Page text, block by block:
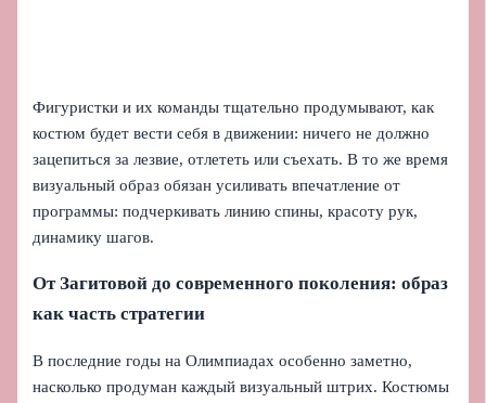
Фигуристки и их команды тщательно продумывают, как
костюм будет вести себя в движении: ничего не должно
зацепиться за лезвие, отлететь или съехать. В то же время
визуальный образ обязан усиливать впечатление от
программы: подчеркивать линию спины, красоту рук,
динамику шагов.
От Загитовой до современного поколения: образ
как часть стратегии
В последние годы на Олимпиадах особенно заметно,
насколько продуман каждый визуальный штрих. Костюмы